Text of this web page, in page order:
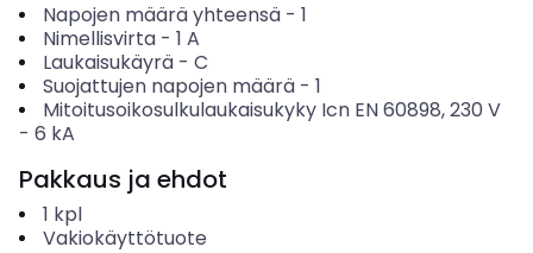
Napojen määrä yhteensä- 1
Nimellisvirta- 1 A
Laukaisukäyrä- C
Suojattujen napojen määrä- 1
Mitoitusoikosulkulaukaisukyky Icn EN 60898, 230 V
- 6 kA
Pakkaus ja ehdot
1 kpl
Vakiokäyttötuote